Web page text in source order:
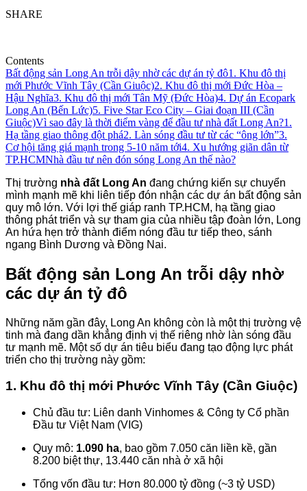
SHARE
Contents
Bất động sản Long An trỗi dậy nhờ các dự án tỷ đô1. Khu đô thị
mới Phước Vĩnh Tây (Cần Giuộc)2. Khu đô thị mới Đức Hòa –
Hậu Nghĩa3. Khu đô thị mới Tân Mỹ (Đức Hòa)4. Dự án Ecopark
Long An (Bến Lức)5. Five Star Eco City – Giai đoạn III (Cần
Giuộc)Vì sao đây là thời điểm vàng để đầu tư nhà đất Long An?1.
Hạ tầng giao thông đột phá2. Làn sóng đầu tư từ các “ông lớn”3.
Cơ hội tăng giá mạnh trong 5-10 năm tới4. Xu hướng giãn dân từ
TP.HCMNhà đầu tư nên đón sóng Long An thế nào?
Thị trường nhà đất Long An đang chứng kiến sự chuyển
mình mạnh mẽ khi liên tiếp đón nhận các dự án bất động sản
quy mô lớn. Với lợi thế giáp ranh TP.HCM, hạ tầng giao
thông phát triển và sự tham gia của nhiều tập đoàn lớn, Long
An hứa hẹn trở thành điểm nóng đầu tư tiếp theo, sánh
ngang Bình Dương và Đồng Nai.
Bất động sản Long An trỗi dậy nhờ
các dự án tỷ đô
Những năm gần đây, Long An không còn là một thị trường vệ
tinh mà đang dần khẳng định vị thế riêng nhờ làn sóng đầu
tư mạnh mẽ. Một số dự án tiêu biểu đang tạo động lực phát
triển cho thị trường này gồm:
1. Khu đô thị mới Phước Vĩnh Tây (Cần Giuộc)
Chủ đầu tư: Liên danh Vinhomes & Công ty Cổ phần
Đầu tư Việt Nam (VIG)
Quy mô: 1.090 ha, bao gồm 7.050 căn liền kề, gần
8.200 biệt thự, 13.440 căn nhà ở xã hội
Tổng vốn đầu tư: Hơn 80.000 tỷ đồng (~3 tỷ USD)